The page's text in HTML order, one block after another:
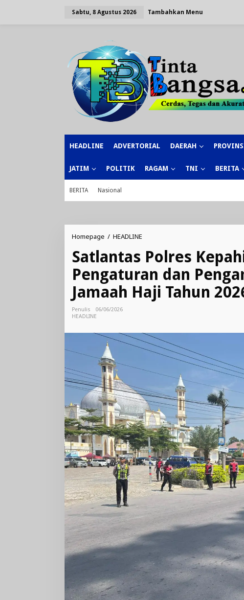
Sabtu, 8 Agustus 2026 Tambahkan Menu
HEADLINE ADVERTORIAL DAERAH
JATIM POLITIK RAGAM TNI BERITA
BERITA Nasional
Homepage / HEADLINE
Kepahiang
Laksanakan
Pengaturan
dan
Pengamanan
Pemulangan
2026
Satlantas Polres
Pengaturan dan
Jamaah Haji Tahun
Penulis
06/06/2026
HEADLINE